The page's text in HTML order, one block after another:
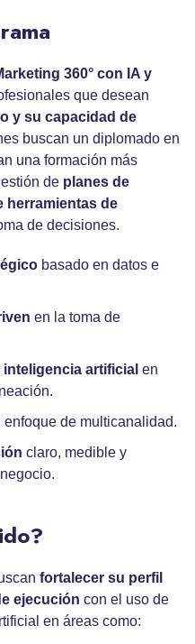
360° con IA y
que desean
y su capacidad de
buscan un diplomado en
una formación más
de planes de
herramientas de
de decisiones.
basado en datos e
en la toma de
artificial en
enfoque de multicanalidad.
claro, medible y
fortalecer su perfil
ejecución con el uso de
en áreas como: